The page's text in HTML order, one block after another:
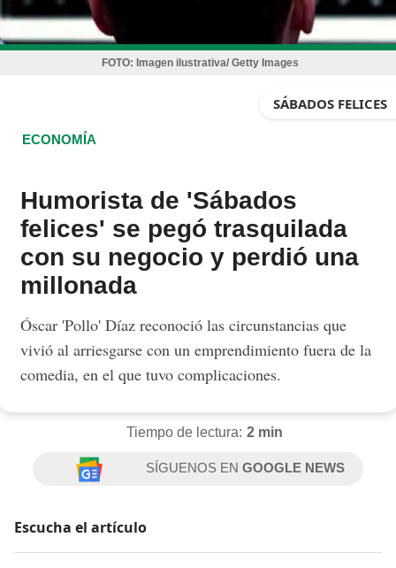
FOTO: Imagen ilustrativa/ Getty Images
SÁBADOS FELICES
ECONOMÍA
Humorista de 'Sábados
felices' se pegó trasquilada
con su negocio y perdió una
millonada
Óscar 'Pollo' Díaz reconoció las circunstancias que
vivió al arriesgarse con un emprendimiento fuera de la
comedia, en el que tuvo complicaciones.
Tiempo de lectura: 2 min
SÍGUENOS ENGOOGLE NEWS
Escucha el artículo